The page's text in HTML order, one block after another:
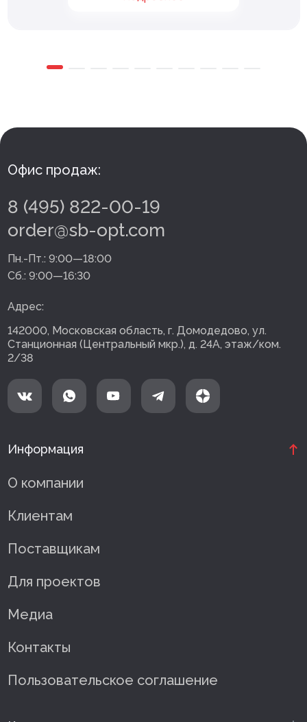
Офис продаж:
8 (495) 822-00-19
order@sb-opt.com
Пн.-Пт.: 9:00—18:00
Сб.: 9:00—16:30
Адрес:
142000, Московская область, г. Домодедово, ул.
Станционная (Центральный мкр.), д. 24А, этаж/ком.
2/38
Информация
О компании
Клиентам
Поставщикам
Для проектов
Медиа
Контакты
Пользовательское соглашение